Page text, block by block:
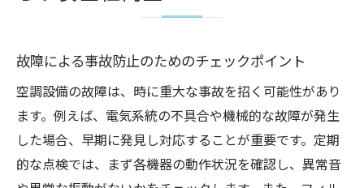
故障による事故防止のためのチェックポイント
空調設備の故障は、時に重大な事故を招く可能性があり
ます。例えば、電気系統の不具合や機械的な故障が発生
した場合、早期に発見し対応することが重要です。定期
的な点検では、まず各機器の動作状況を確認し、異常音